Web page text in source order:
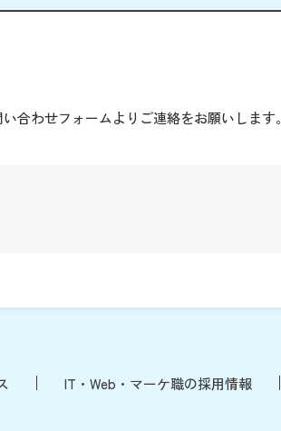
合わせフォームよりご連絡をお願いします。
IT・Web・マーケ職の採用情報